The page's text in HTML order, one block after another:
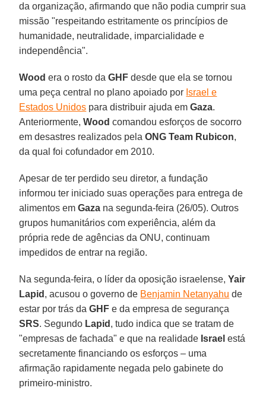
da organização, afirmando que não podia cumprir sua
missão "respeitando estritamente os princípios de
humanidade, neutralidade, imparcialidade e
independência".
Wood era o rosto daGHF desde que ela se tornou
uma peça central no plano apoiado por Israel e
Estados Unidos para distribuir ajuda emGaza.
Anteriormente,Wood comandou esforços de socorro
em desastres realizados pelaONG Team Rubicon,
da qual foi cofundador em 2010.
Apesar de ter perdido seu diretor, a fundação
informou ter iniciado suas operações para entrega de
alimentos emGaza na segunda-feira (26/05). Outros
grupos humanitários com experiência, além da
própria rede de agências da ONU, continuam
impedidos de entrar na região.
Na segunda-feira, o líder da oposição israelense,Yair
Lapid , acusou o governo de Benjamin Netanyahu de
estar por trás daGHF e da empresa de segurança
SRS. Segundo Lapid , tudo indica que se tratam de
"empresas de fachada" e que na realidade Israel está
secretamente financiando os esforços – uma
afirmação rapidamente negada pelo gabinete do
primeiro-ministro.